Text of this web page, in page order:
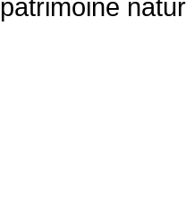
patrimoine